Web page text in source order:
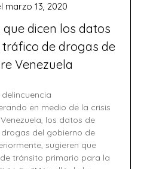
dicen los datos
de drogas de
Venezuela
marzo 13, 2020
en medio de la crisis
los datos de
del gobierno de
sugieren que
tránsito primario para la